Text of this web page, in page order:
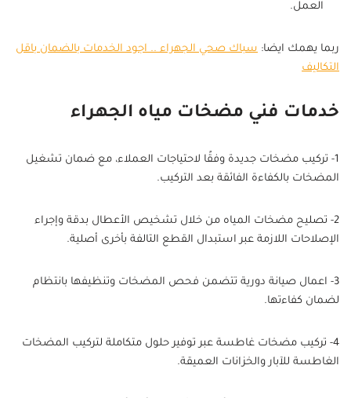
العمل.
ربما يهمك ايضا: سباك صحي الجهراء .. اجود الخدمات بالضمان باقل
التكاليف
خدمات فني مضخات مياه الجهراء
1- تركيب مضخات جديدة وفقًا لاحتياجات العملاء، مع ضمان تشغيل
المضخات بالكفاءة الفائقة بعد التركيب.
2- تصليح مضخات المياه من خلال تشخيص الأعطال بدقة وإجراء
الإصلاحات اللازمة عبر استبدال القطع التالفة بأخرى أصلية.
3- اعمال صيانة دورية تتضمن فحص المضخات وتنظيفها بانتظام
لضمان كفاءتها.
4- تركيب مضخات غاطسة عبر توفير حلول متكاملة لتركيب المضخات
الغاطسة للآبار والخزانات العميقة.